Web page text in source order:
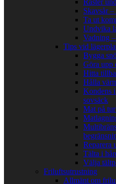
Raster
Skavsår
Ta ut
Undvika
Vadning
Tips vid
Bygga
Göra upp
Hitta
Hålla
Kondens
sovsäck
Mat på
Reparera
Tälta i
Välja
Friluftsutrustning
Allmänt om